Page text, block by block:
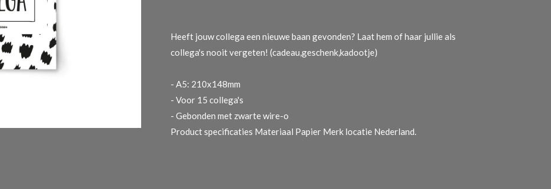
Heeft jouw collega een nieuwe baan gevonden? Laat hem of haar jullie als
collega's nooit vergeten! (cadeau,geschenk,kadootje)
- A5: 210x148mm
- Voor 15 collega's
- Gebonden met zwarte wire-o
Product specificaties Materiaal Papier Merk locatie Nederland.